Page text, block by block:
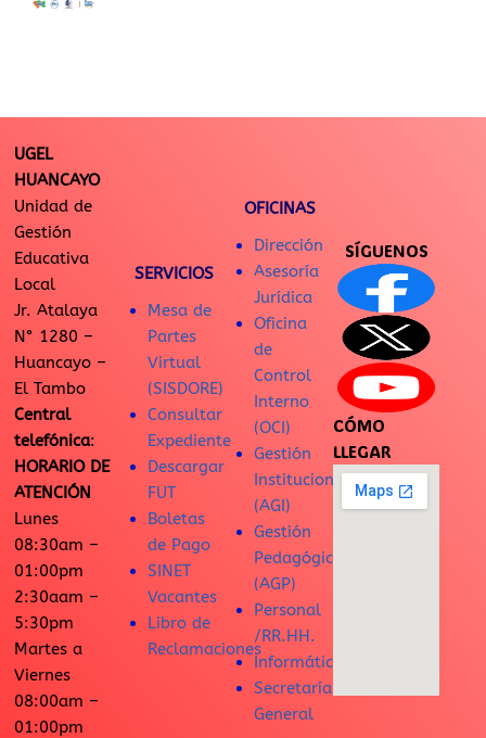
UGEL
HUANCAYO
Unidad de
Gestión
Educativa
Local
Jr. Atalaya
N° 1280 –
Huancayo –
El Tambo
Central
telefónica:
HORARIO DE
ATENCIÓN
Lunes
08:30am –
01:00pm
2:30aam –
5:30pm
Martes a
Viernes
08:00am –
01:00pm
SERVICIOS
Mesa de
Partes
Virtual
(SISDORE)
Consultar
Expediente
Descargar
FUT
Boletas
de Pago
SINET
Vacantes
Libro de
Reclamaciones
OFICINAS
Dirección
Asesoría
Jurídica
Oficina
de
Control
Interno
(OCI)
Gestión
Institucional
(AGI)
Gestión
Pedagógica
(AGP)
Personal
/RR.HH.
Informática
Secretaría
General
SÍGUENOS
CÓMO
LLEGAR